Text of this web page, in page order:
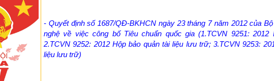
- Quyết định số 1687/QĐ-BKHCN ngày 23 tháng 7 năm 2012 của
nghệ về việc công bố Tiêu chuẩn quốc gia (1.TCVN 9251:
2.TCVN 9252: 2012 Hộp bảo quản tài liệu lưu trữ; 3.TCVN 9253:
liệu lưu trữ)